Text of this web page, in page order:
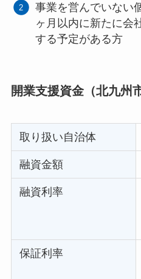
事業を営んでいない
ヶ月以内に新たに会
する予定がある方
開業支援資金（北九州市
取り扱い自治体
融資金額
融資利率
保証利率